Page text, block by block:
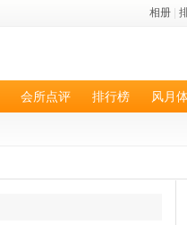
相册
会所点评 排行榜 风月